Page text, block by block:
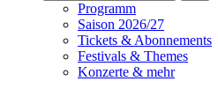
Programm
Saison 2026/27
Tickets & Abonnements
Festivals & Themes
Konzerte & mehr